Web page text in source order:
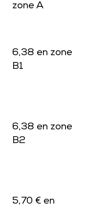
zone A
6,38 en zone
B1
6,38 en zone
B2
5,70 € en